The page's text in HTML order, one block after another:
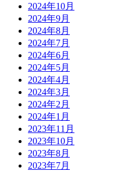
2024年10月
2024年9月
2024年8月
2024年7月
2024年6月
2024年5月
2024年4月
2024年3月
2024年2月
2024年1月
2023年11月
2023年10月
2023年8月
2023年7月